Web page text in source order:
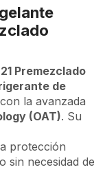
Premezclado
de
la avanzada
(OAT). Su
protección
sin necesidad de